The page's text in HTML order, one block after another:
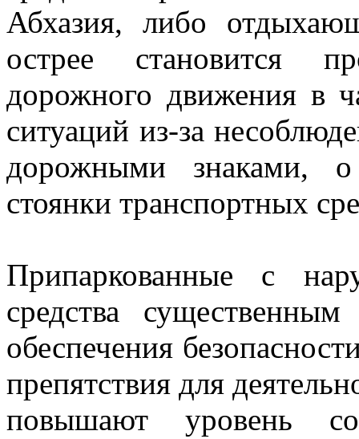
Абхазия, либо
острее становится
дорожного движения в
ситуаций из-за
дорожными знаками,
стоянки транспортных
Припаркованные с
средства
обеспечения
препятствия для
повышают уровень